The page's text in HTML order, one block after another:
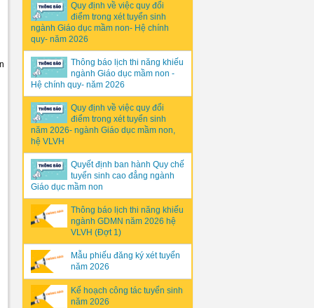
Quy định về việc quy đổi
điểm trong xét tuyển sinh
ngành Giáo dục mầm non- Hệ chính
quy- năm 2026
Thông báo lịch thi năng khiếu
ngành Giáo dục mầm non -
Hệ chính quy- năm 2026
Quy định về việc quy đổi
điểm trong xét tuyển sinh
năm 2026- ngành Giáo dục mầm non,
hệ VLVH
Quyết định ban hành Quy chế
tuyển sinh cao đẳng ngành
Giáo dục mầm non
Thông báo lịch thi năng khiếu
ngành GDMN năm 2026 hệ
VLVH (Đợt 1)
Mẫu phiếu đăng ký xét tuyển
năm 2026
Kế hoạch công tác tuyển sinh
năm 2026